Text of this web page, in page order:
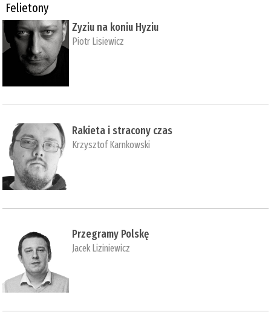
Felietony
Zyziu na koniu Hyziu
Piotr Lisiewicz
Rakieta i stracony czas
Krzysztof Karnkowski
Przegramy Polskę
Jacek Liziniewicz